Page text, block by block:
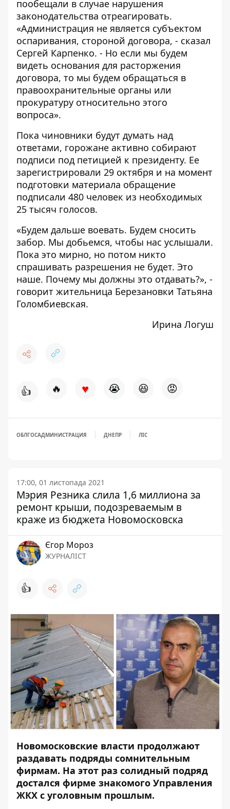
пообещали в случае нарушения
законодательства отреагировать.
«Администрация не является субъектом
оспаривания, стороной договора, - сказал
Сергей Карпенко. - Но если мы будем
видеть основания для расторжения
договора, то мы будем обращаться в
правоохранительные органы или
прокуратуру относительно этого
вопроса».
Пока чиновники будут думать над
ответами, горожане активно собирают
подписи под петицией к президенту. Ее
зарегистрировали 29 октября и на момент
подготовки материала обращение
подписали 480 человек из необходимых
25 тысяч голосов.
«Будем дальше воевать. Будем сносить
забор. Мы добьемся, чтобы нас услышали.
Пока это мирно, но потом никто
спрашивать разрешения не будет. Это
наше. Почему мы должны это отдавать?», -
говорит жительница Березановки Татьяна
Голомбиевская.
Ирина Логуш
👍 🔥 ♥ 😭 😆 😡
ОБЛГОСАДМИНИСТРАЦИЯ ДНЕПР ЛІС
17:00, 01 листопада 2021
Мэрия Резника слила 1,6 миллиона за
ремонт крыши, подозреваемым в
краже из бюджета Новомосковска
Єгор Мороз
ЖУРНАЛІСТ
👍
Новомосковские власти продолжают
раздавать подряды сомнительным
фирмам. На этот раз солидный подряд
достался фирме знакомого Управления
ЖКХ с уголовным прошлым.